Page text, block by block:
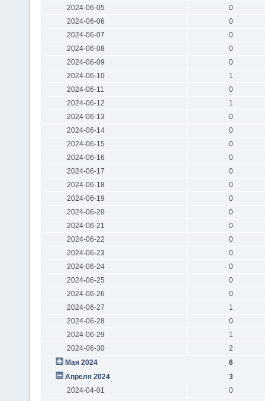
2024-06-05
0
2024-06-06
0
2024-06-07
0
2024-06-08
0
2024-06-09
0
2024-06-10
1
2024-06-11
0
2024-06-12
1
2024-06-13
0
2024-06-14
0
2024-06-15
0
2024-06-16
0
2024-06-17
0
2024-06-18
0
2024-06-19
0
2024-06-20
0
2024-06-21
0
2024-06-22
0
2024-06-23
0
2024-06-24
0
2024-06-25
0
2024-06-26
0
2024-06-27
1
2024-06-28
0
2024-06-29
1
2024-06-30
2
Мая 2024
6
Апреля 2024
3
2024-04-01
0